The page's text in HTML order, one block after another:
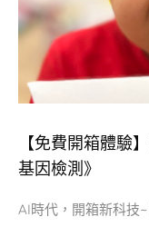
【免費開箱體驗
基因檢測》
AI時代，開箱新科技